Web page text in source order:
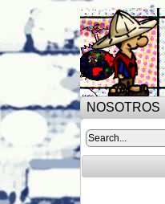
NOSOTROS